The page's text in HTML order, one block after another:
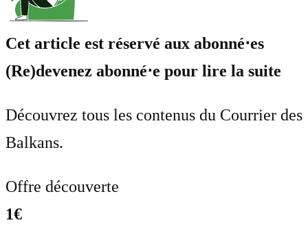
Cet article est réservé aux abonné⋅es
(Re)devenez abonné⋅e pour lire la suite
Découvrez tous les contenus du Courrier des
Balkans.
Offre découverte
1€